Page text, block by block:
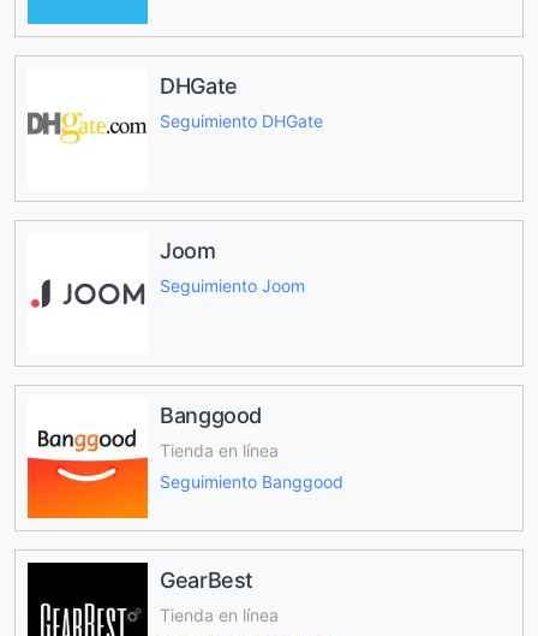
DHGate
Seguimiento DHGate
Joom
Seguimiento Joom
Banggood
Tienda en línea
Seguimiento Banggood
GearBest
Tienda en línea